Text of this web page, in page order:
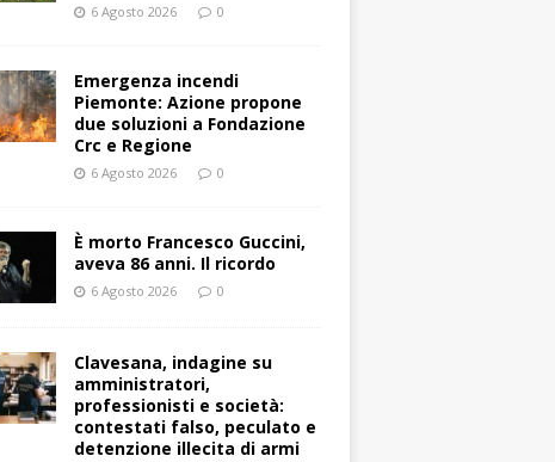
6 Agosto 2026 0
Emergenza incendi
Piemonte: Azione propone
due soluzioni a Fondazione
Crc e Regione
6 Agosto 2026 0
È morto Francesco Guccini,
aveva 86 anni. Il ricordo
6 Agosto 2026 0
Clavesana, indagine su
amministratori,
professionisti e società:
contestati falso, peculato e
detenzione illecita di armi